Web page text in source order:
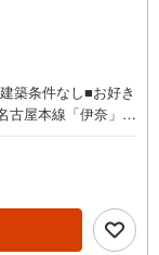
築条件なし■お好き
古屋本線「伊奈」駅
桜町小学校 徒歩1
松屋不動産販売
松市の4店舗営業
おまかせくださ
ン、土地をお客様